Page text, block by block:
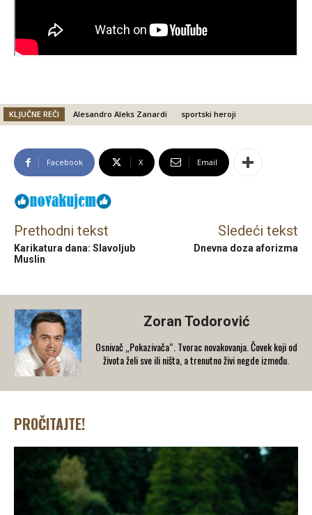
KLJUČNE REČI Alesandro Aleks Zanardi sportski heroji
Facebook X Email
Prethodni tekst
Karikatura dana: Slavoljub
Muslin
Sledeći tekst
Dnevna doza aforizma
Zoran Todorović
Osnivač „Pokazivača“. Tvorac novakovanja. Čovek koji od
života želi sve ili ništa, a trenutno živi negde između.
PROČITAJTE!